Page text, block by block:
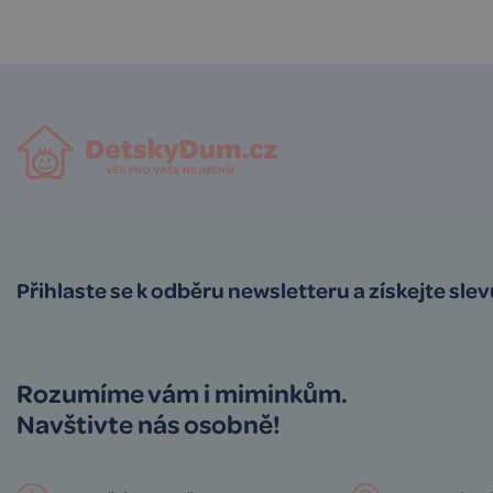
Přihlaste se k odběru newsletteru a získejte
Rozumíme vám i miminkům.
Navštivte nás osobně!